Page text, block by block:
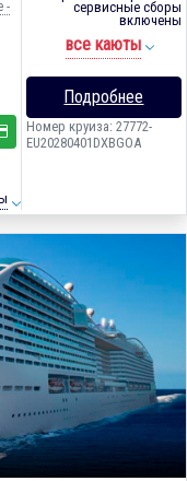
-
сервисные сборы
включены
все каюты
Подробнее
Номер круиза: 27772-
EU20280401DXBGOA